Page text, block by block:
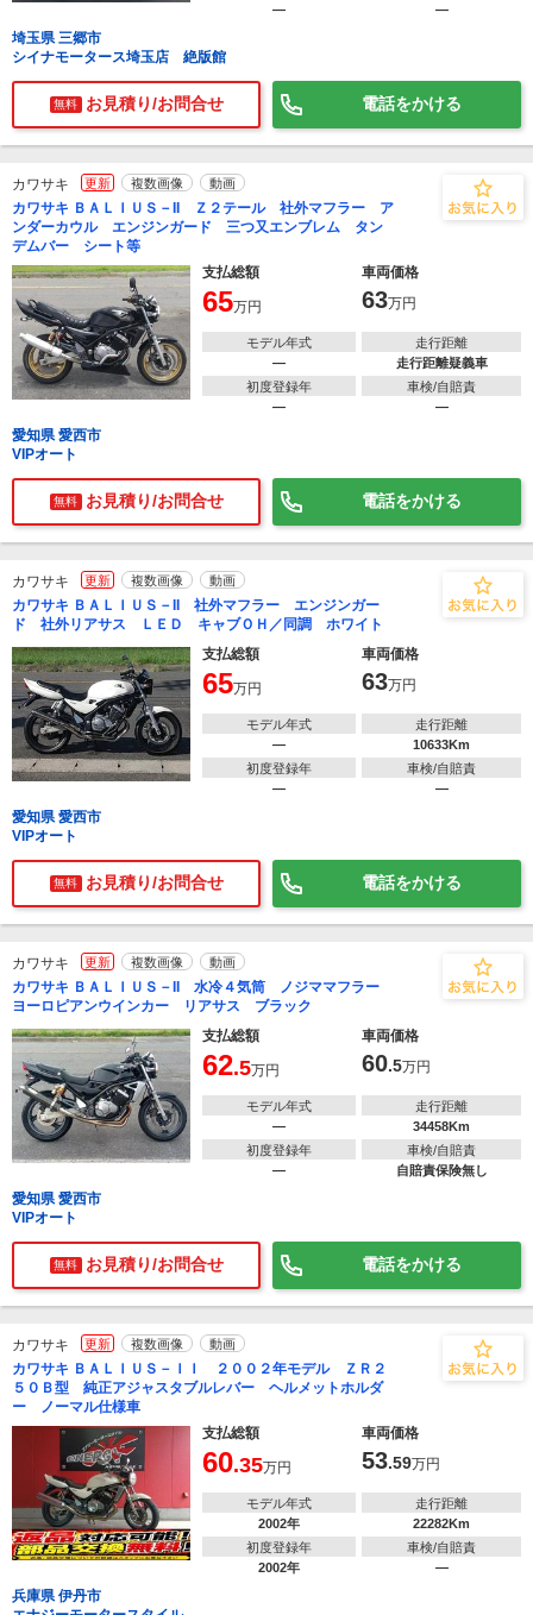
― ―
埼玉県 三郷市
シイナモータース埼玉店 絶版館
無料 お見積り/お問合せ 電話をかける
カワサキ 更新 複数画像 動画
カワサキ ＢＡＬＩＵＳ－II Ｚ２テール 社外マフラー ア
ンダーカウル エンジンガード 三つ又エンブレム タン
デムバー シート等
支払総額
車両価格
65万円 63万円
モデル年式
―
走行距離
走行距離疑義車
初度登録年
―
車検/自賠責
―
愛知県 愛西市
VIPオート
無料 お見積り/お問合せ 電話をかける
カワサキ 更新 複数画像 動画
カワサキ ＢＡＬＩＵＳ－II 社外マフラー エンジンガー
ド 社外リアサス ＬＥＤ キャブＯＨ／同調 ホワイト
支払総額
車両価格
65万円 63万円
モデル年式
―
走行距離
10633Km
初度登録年
―
車検/自賠責
―
愛知県 愛西市
VIPオート
無料 お見積り/お問合せ 電話をかける
カワサキ 更新 複数画像 動画
カワサキ ＢＡＬＩＵＳ－II 水冷４気筒 ノジママフラー
ヨーロピアンウインカー リアサス ブラック
支払総額
車両価格
62.5万円 60.5万円
モデル年式
―
走行距離
34458Km
初度登録年
―
車検/自賠責
自賠責保険無し
愛知県 愛西市
VIPオート
無料 お見積り/お問合せ 電話をかける
カワサキ 更新 複数画像 動画
カワサキ ＢＡＬＩＵＳ－ＩＩ ２００２年モデル ＺＲ２
５０Ｂ型 純正アジャスタブルレバー ヘルメットホルダ
ー ノーマル仕様車
支払総額
車両価格
60.35万円 53.59万円
モデル年式
2002年
走行距離
22282Km
初度登録年
2002年
車検/自賠責
―
兵庫県 伊丹市